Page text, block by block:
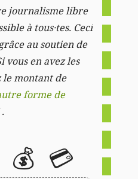
journalisme libre
à tous·tes. Ceci
au soutien de
vous en avez les
le montant de
forme de
💰 💳